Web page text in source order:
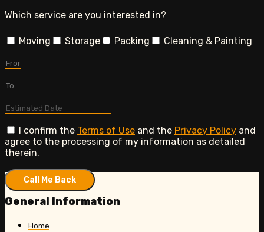
Which service are you interested in?
Moving Storage Packing Cleaning & Painting
I confirm the Terms of Use and the Privacy Policy and
agree to the processing of my information as detailed
therein.
Call Me Back
General Information
Home